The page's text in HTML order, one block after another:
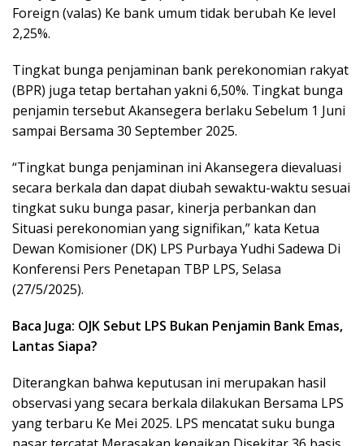
Foreign (valas) Ke bank umum tidak berubah Ke level
2,25%.
Tingkat bunga penjaminan bank perekonomian rakyat
(BPR) juga tetap bertahan yakni 6,50%. Tingkat bunga
penjamin tersebut Akansegera berlaku Sebelum 1 Juni
sampai Bersama 30 September 2025.
“Tingkat bunga penjaminan ini Akansegera dievaluasi
secara berkala dan dapat diubah sewaktu-waktu sesuai
tingkat suku bunga pasar, kinerja perbankan dan
Situasi perekonomian yang signifikan,” kata Ketua
Dewan Komisioner (DK) LPS Purbaya Yudhi Sadewa Di
Konferensi Pers Penetapan TBP LPS, Selasa
(27/5/2025).
Baca Juga: OJK Sebut LPS Bukan Penjamin Bank Emas,
Lantas Siapa?
Diterangkan bahwa keputusan ini merupakan hasil
observasi yang secara berkala dilakukan Bersama LPS
yang terbaru Ke Mei 2025. LPS mencatat suku bunga